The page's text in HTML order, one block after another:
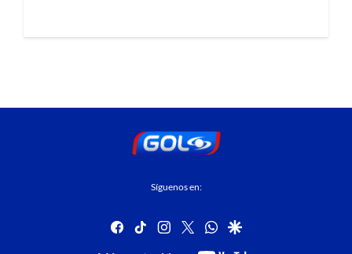
Síguenos en:
facebook
tiktok instagram
twitterwhatsapp
google